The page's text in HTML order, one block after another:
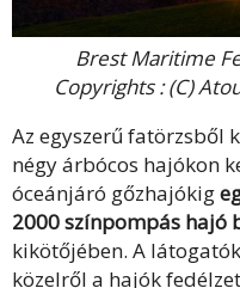
Brest Maritime
Copyrights : (C)
Az egyszerű fatörzsből
négy árbócos hajókon
óceánjáró gőzhajókig
2000 színpompás hajó
kikötőjében. A
közelről a hajók